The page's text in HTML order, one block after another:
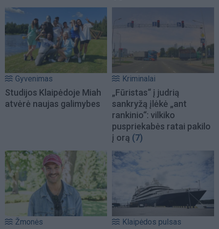
Gyvenimas
Studijos Klaipėdoje Miah
atvėrė naujas galimybes
Kriminalai
„Fūristas“ į judrią
sankryžą įlėkė „ant
rankinio“: vilkiko
puspriekabės ratai pakilo
į orą (7)
Žmonės Klaipėdos pulsas